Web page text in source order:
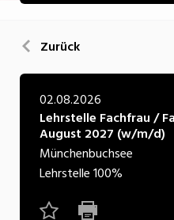
Kultur
Natur
Verkehr/Logistik
Wirtschaft/
Zurück
02.08.2026
Lehrstelle Fachfrau /
August 2027 (w/m/d)
Münchenbuchsee
Lehrstelle100%